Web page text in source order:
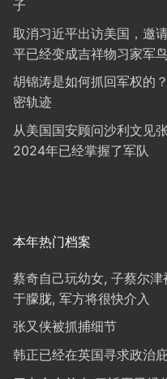
子
取消习近平出访美国，邀
平已经变成吉祥物习家军
胡锦涛是如何抓回军权的
密轨迹
从美国国安顾问沙利文见
2024年已经掌握了军队
本年热门档案
蔡奇自己玩幼女, 子蔡尔
于朦胧, 军方将很快介入
张又侠被抓捕细节
韩正已经在英国寻求政治